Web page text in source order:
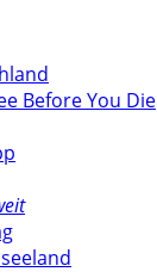
Before You Die